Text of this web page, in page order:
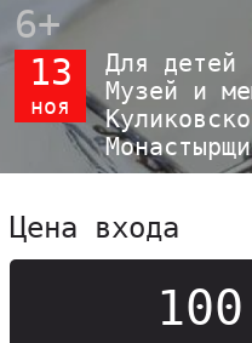
6+
13
ноя
Для детей
Музей и
Цена входа